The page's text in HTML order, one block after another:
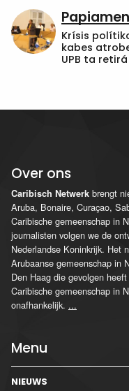
Krísis
kabes
UPB ta
Over ons
Caribisch Netwerk brengt
Aruba, Bonaire, Curaçao,
Caribische gemeenschap in
journalisten volgen we de
Nederlandse Koninkrijk. Het
Arubaanse gemeenschap in
Den Haag die gevolgen
Caribische gemeenschap in
onafhankelijk. ...
Menu
NIEUWS